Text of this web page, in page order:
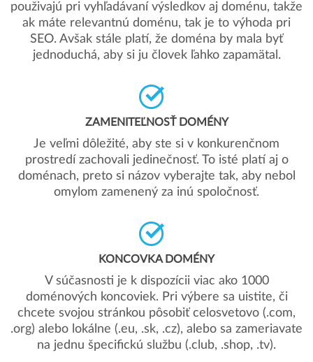
použivajú pri vyhľadávaní výsledkov aj doménu, takže
ak máte relevantnú doménu, tak je to výhoda pri
SEO. Avšak stále platí, že doména by mala byť
jednoduchá, aby si ju človek ľahko zapamätal.
ZAMENITEĽNOSŤ DOMÉNY
Je veľmi dôležité, aby ste si v konkurenčnom
prostredí zachovali jedinečnosť. To isté platí aj o
doménach, preto si názov vyberajte tak, aby nebol
omylom zamenený za inú spoločnosť.
KONCOVKA DOMÉNY
V súčasnosti je k dispozícii viac ako 1000
doménových koncoviek. Pri výbere sa uistite, či
chcete svojou stránkou pôsobiť celosvetovo (.com,
.org) alebo lokálne (.eu, .sk, .cz), alebo sa zameriavate
na jednu špecifickú službu (.club, .shop, .tv).